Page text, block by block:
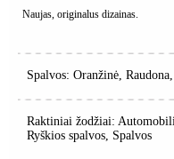
Naujas, originalus dizainas.
Spalvos: Oranžinė,
Raktiniai žodžiai:
Ryškios spalvos, Spalvos